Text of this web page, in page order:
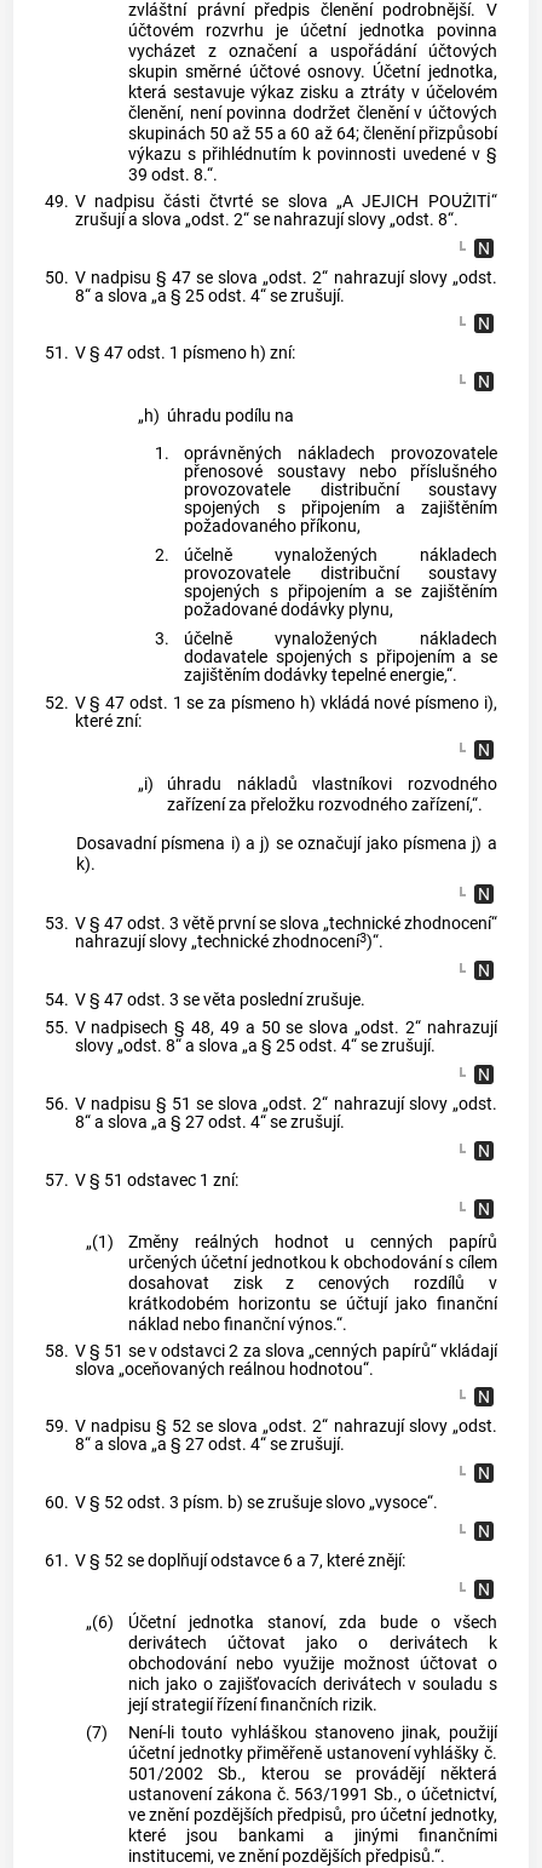
zvláštní právní předpis členění podrobnější. V
účtovém rozvrhu je účetní jednotka povinna
vycházet z označení a uspořádání účtových
skupin směrné účtové osnovy. Účetní jednotka,
která sestavuje výkaz zisku a ztráty v účelovém
členění, není povinna dodržet členění v účtových
skupinách 50 až 55 a 60 až 64; členění přizpůsobí
výkazu s přihlédnutím k povinnosti uvedené v §
39 odst. 8.“.
49. V nadpisu části čtvrté se slova „A JEJICH POUŽITÍ“
zrušují a slova „odst. 2“ se nahrazují slovy „odst. 8“.
50. V nadpisu § 47 se slova „odst. 2“ nahrazují slovy „odst.
8“ a slova „a § 25 odst. 4“ se zrušují.
51. V § 47 odst. 1 písmeno h) zní:
„h) úhradu podílu na
1.
oprávněných nákladech provozovatele
přenosové soustavy nebo příslušného
provozovatele distribuční soustavy
spojených s připojením a zajištěním
požadovaného příkonu,
2.
účelně vynaložených nákladech
provozovatele distribuční soustavy
spojených s připojením a se zajištěním
požadované dodávky plynu,
3.
účelně vynaložených nákladech
dodavatele spojených s připojením a se
zajištěním dodávky tepelné energie,“.
52. V § 47 odst. 1 se za písmeno h) vkládá nové písmeno i),
které zní:
„i)
úhradu nákladů vlastníkovi rozvodného
zařízení za přeložku rozvodného zařízení,“.
Dosavadní písmena i) a j) se označují jako písmena j) a
k).
53. V § 47 odst. 3 větě první se slova „technické zhodnocení“
nahrazují slovy „technické zhodnocení3)“.
54. V § 47 odst. 3 se věta poslední zrušuje.
55. V nadpisech § 48, 49 a 50 se slova „odst. 2“ nahrazují
slovy „odst. 8“ a slova „a § 25 odst. 4“ se zrušují.
56. V nadpisu § 51 se slova „odst. 2“ nahrazují slovy „odst.
8“ a slova „a § 27 odst. 4“ se zrušují.
57. V § 51 odstavec 1 zní:
„(1)
Změny reálných hodnot u cenných papírů
určených účetní jednotkou k obchodování s cílem
dosahovat zisk z cenových rozdílů v
krátkodobém horizontu se účtují jako finanční
náklad nebo finanční výnos.“.
58. V § 51 se v odstavci 2 za slova „cenných papírů“ vkládají
slova „oceňovaných reálnou hodnotou“.
59. V nadpisu § 52 se slova „odst. 2“ nahrazují slovy „odst.
8“ a slova „a § 27 odst. 4“ se zrušují.
60. V § 52 odst. 3 písm. b) se zrušuje slovo „vysoce“.
61. V § 52 se doplňují odstavce 6 a 7, které znějí:
„(6)
Účetní jednotka stanoví, zda bude o všech
derivátech účtovat jako o derivátech k
obchodování nebo využije možnost účtovat o
nich jako o zajišťovacích derivátech v souladu s
její strategií řízení finančních rizik.
(7)
Není-li touto vyhláškou stanoveno jinak, použijí
účetní jednotky přiměřeně ustanovení vyhlášky č.
501/2002 Sb., kterou se provádějí některá
ustanovení zákona č. 563/1991 Sb., o účetnictví,
ve znění pozdějších předpisů, pro účetní jednotky,
které jsou bankami a jinými finančními
institucemi, ve znění pozdějších předpisů.“.